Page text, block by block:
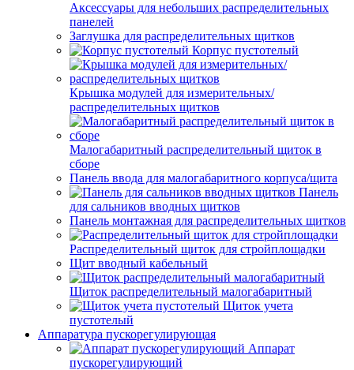
Аксессуары для небольших распределительных
панелей
Заглушка для распределительных щитков
Корпус пустотелый
Крышка модулей для измерительных/
распределительных щитков
Малогабаритный распределительный щиток в
сборе
Панель ввода для малогабаритного корпуса/щита
Панель
для сальников вводных щитков
Панель монтажная для распределительных щитков
Распределительный щиток для стройплощадки
Щит вводный кабельный
Щиток распределительный малогабаритный
Щиток учета
пустотелый
Аппаратура пускорегулирующая
Аппарат
пускорегулирующий